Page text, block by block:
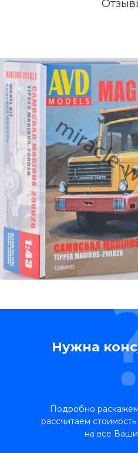
Нужна
Подробно
рассчитаем
на все